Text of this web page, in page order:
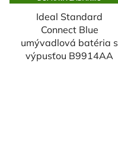
Ideal Standard
Connect Blue
umývadlová batéria s
výpusťou B9914AA